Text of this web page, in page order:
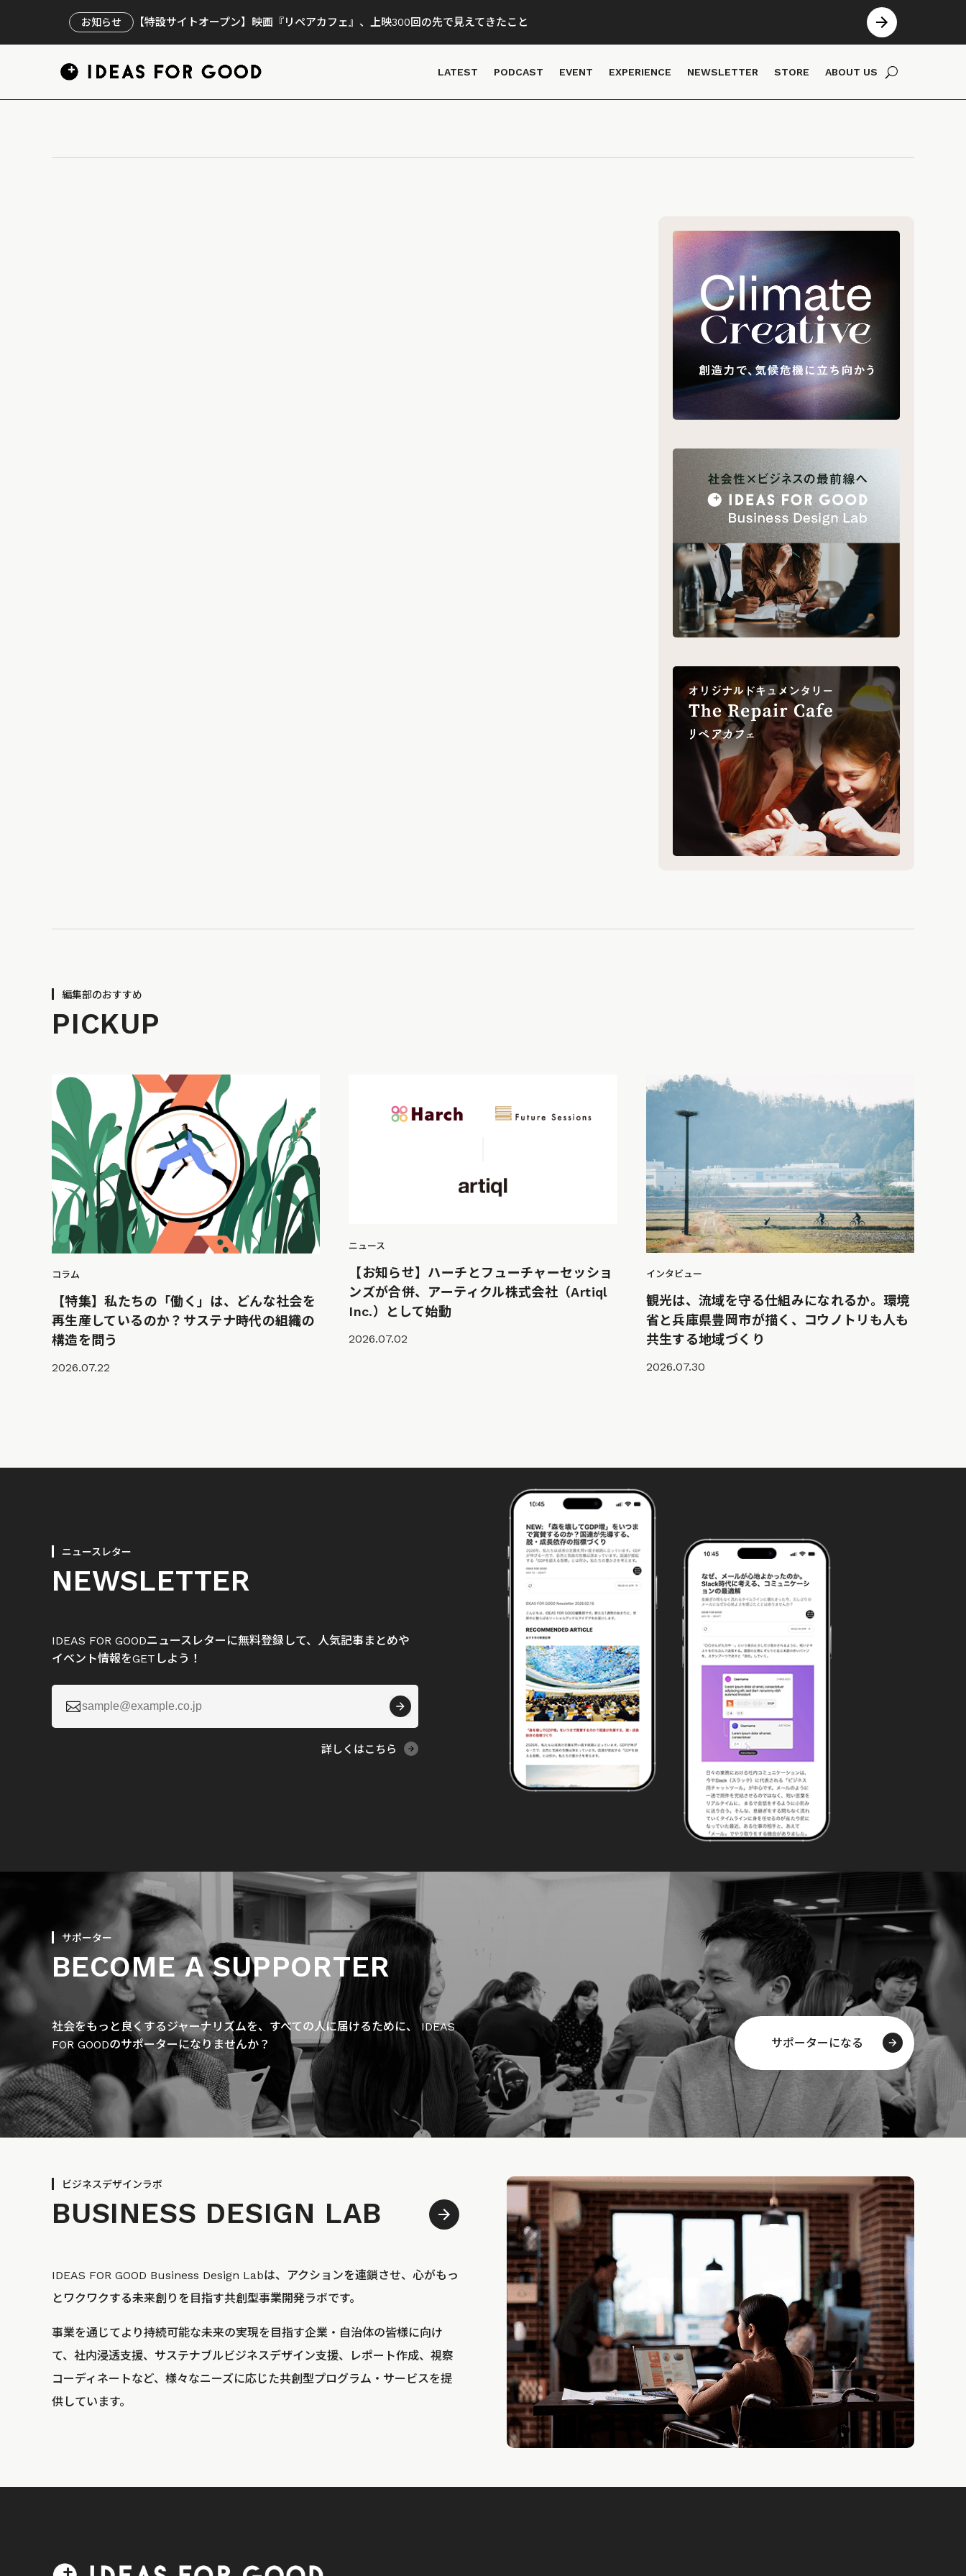
お知らせ 【特設サイトオープン】映画『リペアカフェ』、上映300回の先で見えてきたこと
LATEST PODCAST EVENT EXPERIENCE NEWSLETTER STORE ABOUT US
編集部のおすすめ
PICKUP
コラム
【特集】私たちの「働く」は、どんな社会を
再生産しているのか？サステナ時代の組織の
構造を問う
2026.07.22
ニュース
【お知らせ】ハーチとフューチャーセッショ
ンズが合併、アーティクル株式会社（Artiql
Inc.）として始動
2026.07.02
インタビュー
観光は、流域を守る仕組みになれるか。環境
省と兵庫県豊岡市が描く、コウノトリも人も
共生する地域づくり
2026.07.30
ニュースレター
NEWSLETTER
IDEAS FOR GOODニュースレターに無料登録して、人気記事まとめや
イベント情報をGETしよう！

詳しくはこちら
サポーター
BECOME A SUPPORTER
社会をもっと良くするジャーナリズムを、すべての人に届けるために、 IDEAS
FOR GOODのサポーターになりませんか？
サポーターになる
ビジネスデザインラボ
BUSINESS DESIGN LAB
IDEAS FOR GOOD Business Design Labは、アクションを連鎖させ、心がもっ
とワクワクする未来創りを目指す共創型事業開発ラボです。
事業を通じてより持続可能な未来の実現を目指す企業・自治体の皆様に向け
て、社内浸透支援、サステナブルビジネスデザイン支援、レポート作成、視察
コーディネートなど、様々なニーズに応じた共創型プログラム・サービスを提
供しています。